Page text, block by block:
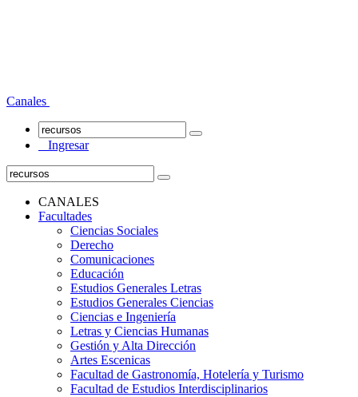
Canales
Ingresar
CANALES
Facultades
Ciencias Sociales
Derecho
Comunicaciones
Educación
Estudios Generales Letras
Estudios Generales Ciencias
Ciencias e Ingeniería
Letras y Ciencias Humanas
Gestión y Alta Dirección
Artes Escenicas
Facultad de Gastronomía, Hotelería y Turismo
Facultad de Estudios Interdisciplinarios